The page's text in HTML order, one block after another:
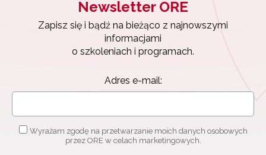
Newsletter ORE
Zapisz się i bądź na bieżąco z najnowszymi
informacjami
o szkoleniach i programach.
Adres e-mail:
Wyrażam zgodę na przetwarzanie moich danych osobowych
przez ORE w celach marketingowych.
Newsletter ORE